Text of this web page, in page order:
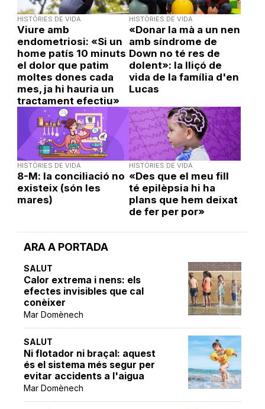
ARA A PORTADA
SALUT
Calor extrema i nens: els
efectes invisibles que cal
conèixer
Mar Domènech
SALUT
Ni flotador ni braçal: aquest
és el sistema més segur per
evitar accidents a l'aigua
Mar Domènech
HISTÒRIES DE VIDA
Viure amb
endometriosi: «Si un
home patís 10 minuts
el dolor que patim
moltes dones cada
mes, ja hi hauria un
tractament efectiu»
HISTÒRIES DE VIDA
«Donar la mà a un nen
amb síndrome de
Down no té res de
dolent»: la lliçó de
vida de la família d'en
Lucas
HISTÒRIES DE VIDA
8-M: la conciliació no
existeix (són les
mares)
HISTÒRIES DE VIDA
«Des que el meu fill
té epilèpsia hi ha
plans que hem deixat
de fer per por»